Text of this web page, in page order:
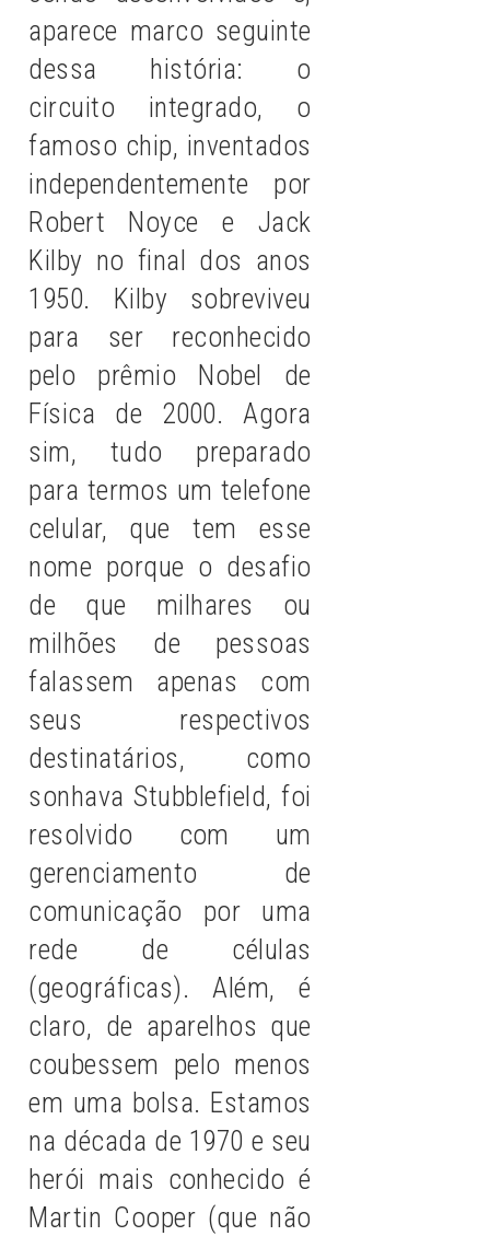
aparece marco seguinte
dessa história: o
circuito integrado, o
famoso chip, inventados
independentemente por
Robert Noyce e Jack
Kilby no final dos anos
1950. Kilby sobreviveu
para ser reconhecido
pelo prêmio Nobel de
Física de 2000. Agora
sim, tudo preparado
para termos um telefone
celular, que tem esse
nome porque o desafio
de que milhares ou
milhões de pessoas
falassem apenas com
seus respectivos
destinatários, como
sonhava Stubblefield, foi
resolvido com um
gerenciamento de
comunicação por uma
rede de células
(geográficas). Além, é
claro, de aparelhos que
coubessem pelo menos
em uma bolsa. Estamos
na década de 1970 e seu
herói mais conhecido é
Martin Cooper (que não